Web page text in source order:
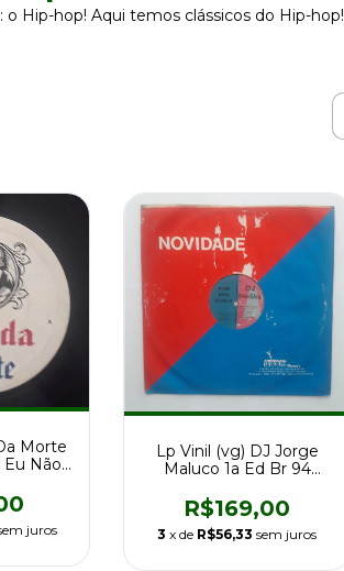
Hip-hop! Aqui temos clássicos do Hip-hop!
Morte
Não
juros
Lp Vinil (vg) DJ Jorge
Maluco 1a Ed Br 94
R$169,00
3 x de R$56,33 sem juros